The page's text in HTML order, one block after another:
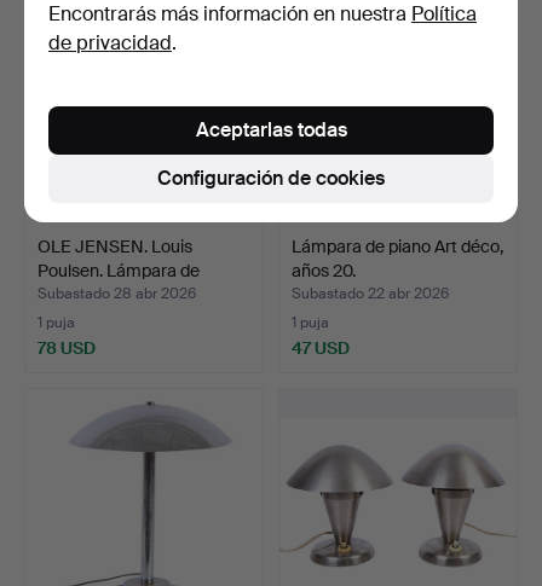
OLE JENSEN. Louis
Poulsen. Lámpara de
mesa…
Subastado 28 abr 2026
1 puja
78 USD
Lámpara de piano Art déco,
años 20.
Subastado 22 abr 2026
1 puja
47 USD
Encontrarás más información en nuestra Política
de privacidad.
Configuración de cookies
Aceptarlas todas